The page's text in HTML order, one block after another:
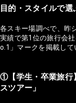
目的・スタイルで
各スキー場調べで、昨
実績で第1位の旅行会
o.1」マークを掲載して
①【学生・卒業旅行
スツアー」